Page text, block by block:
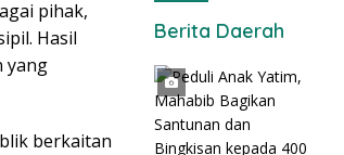
pihak,
Hasil
yang
berkaitan
Berita Daerah